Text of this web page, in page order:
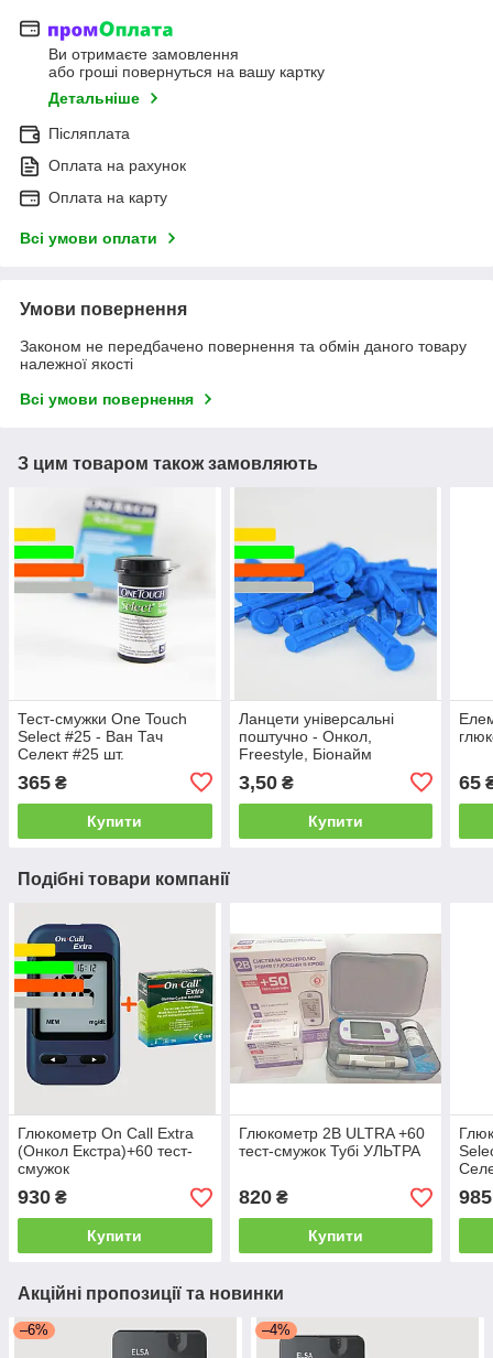
Ви отримаєте замовлення
або гроші повернуться на вашу картку
Детальніше
Післяплата
Оплата на рахунок
Оплата на карту
Всі умови оплати
Умови повернення
Законом не передбачено повернення та обмін даного товару
належної якості
Всі умови повернення
З цим товаром також замовляють
Тест-смужки One Touch
Select #25 - Ван Тач
Селект #25 шт.
365 ₴
Купити
Ланцети універсальні
поштучно - Онкол,
Freestyle, Біонайм
3,50₴
Купити
65
Подібні товари компанії
Глюкометр On Call Extra
(Онкол Екстра)+60 тест-
смужок
930 ₴
Купити
Глюкометр 2B ULTRA +60
тест-смужок Тубі УЛЬТРА
820₴
Купити
985
Акційні пропозиції та новинки
–6% –4%